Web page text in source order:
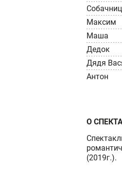
Максим
Маша
Дедок
Дядя
Антон
О
(2019г.).